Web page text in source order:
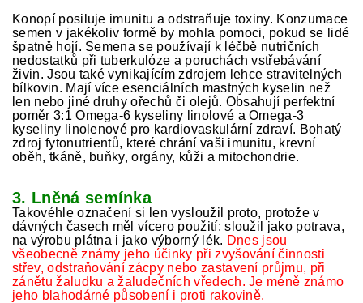
Konopí posiluje imunitu a odstraňuje toxiny. Konzumace
semen v jakékoliv formě by mohla pomoci, pokud se lidé
špatně hojí. Semena se používají k léčbě nutričních
nedostatků při tuberkulóze a poruchách vstřebávání
živin. Jsou také vynikajícím zdrojem lehce stravitelných
bílkovin. Mají více esenciálních mastných kyselin než
len nebo jiné druhy ořechů či olejů. Obsahují perfektní
poměr 3:1 Omega-6 kyseliny linolové a Omega-3
kyseliny linolenové pro kardiovaskulární zdraví. Bohatý
zdroj fytonutrientů, které chrání vaši imunitu, krevní
oběh, tkáně, buňky, orgány, kůži a mitochondrie.
3. Lněná semínka
Takovéhle označení si len vysloužil proto, protože v
dávných časech měl vícero použití: sloužil jako potrava,
na výrobu plátna i jako výborný lék. Dnes jsou
všeobecně známy jeho účinky při zvyšování činnosti
střev, odstraňování zácpy nebo zastavení průjmu, při
zánětu žaludku a žaludečních vředech. Je méně známo
jeho blahodárné působení i proti rakovině.